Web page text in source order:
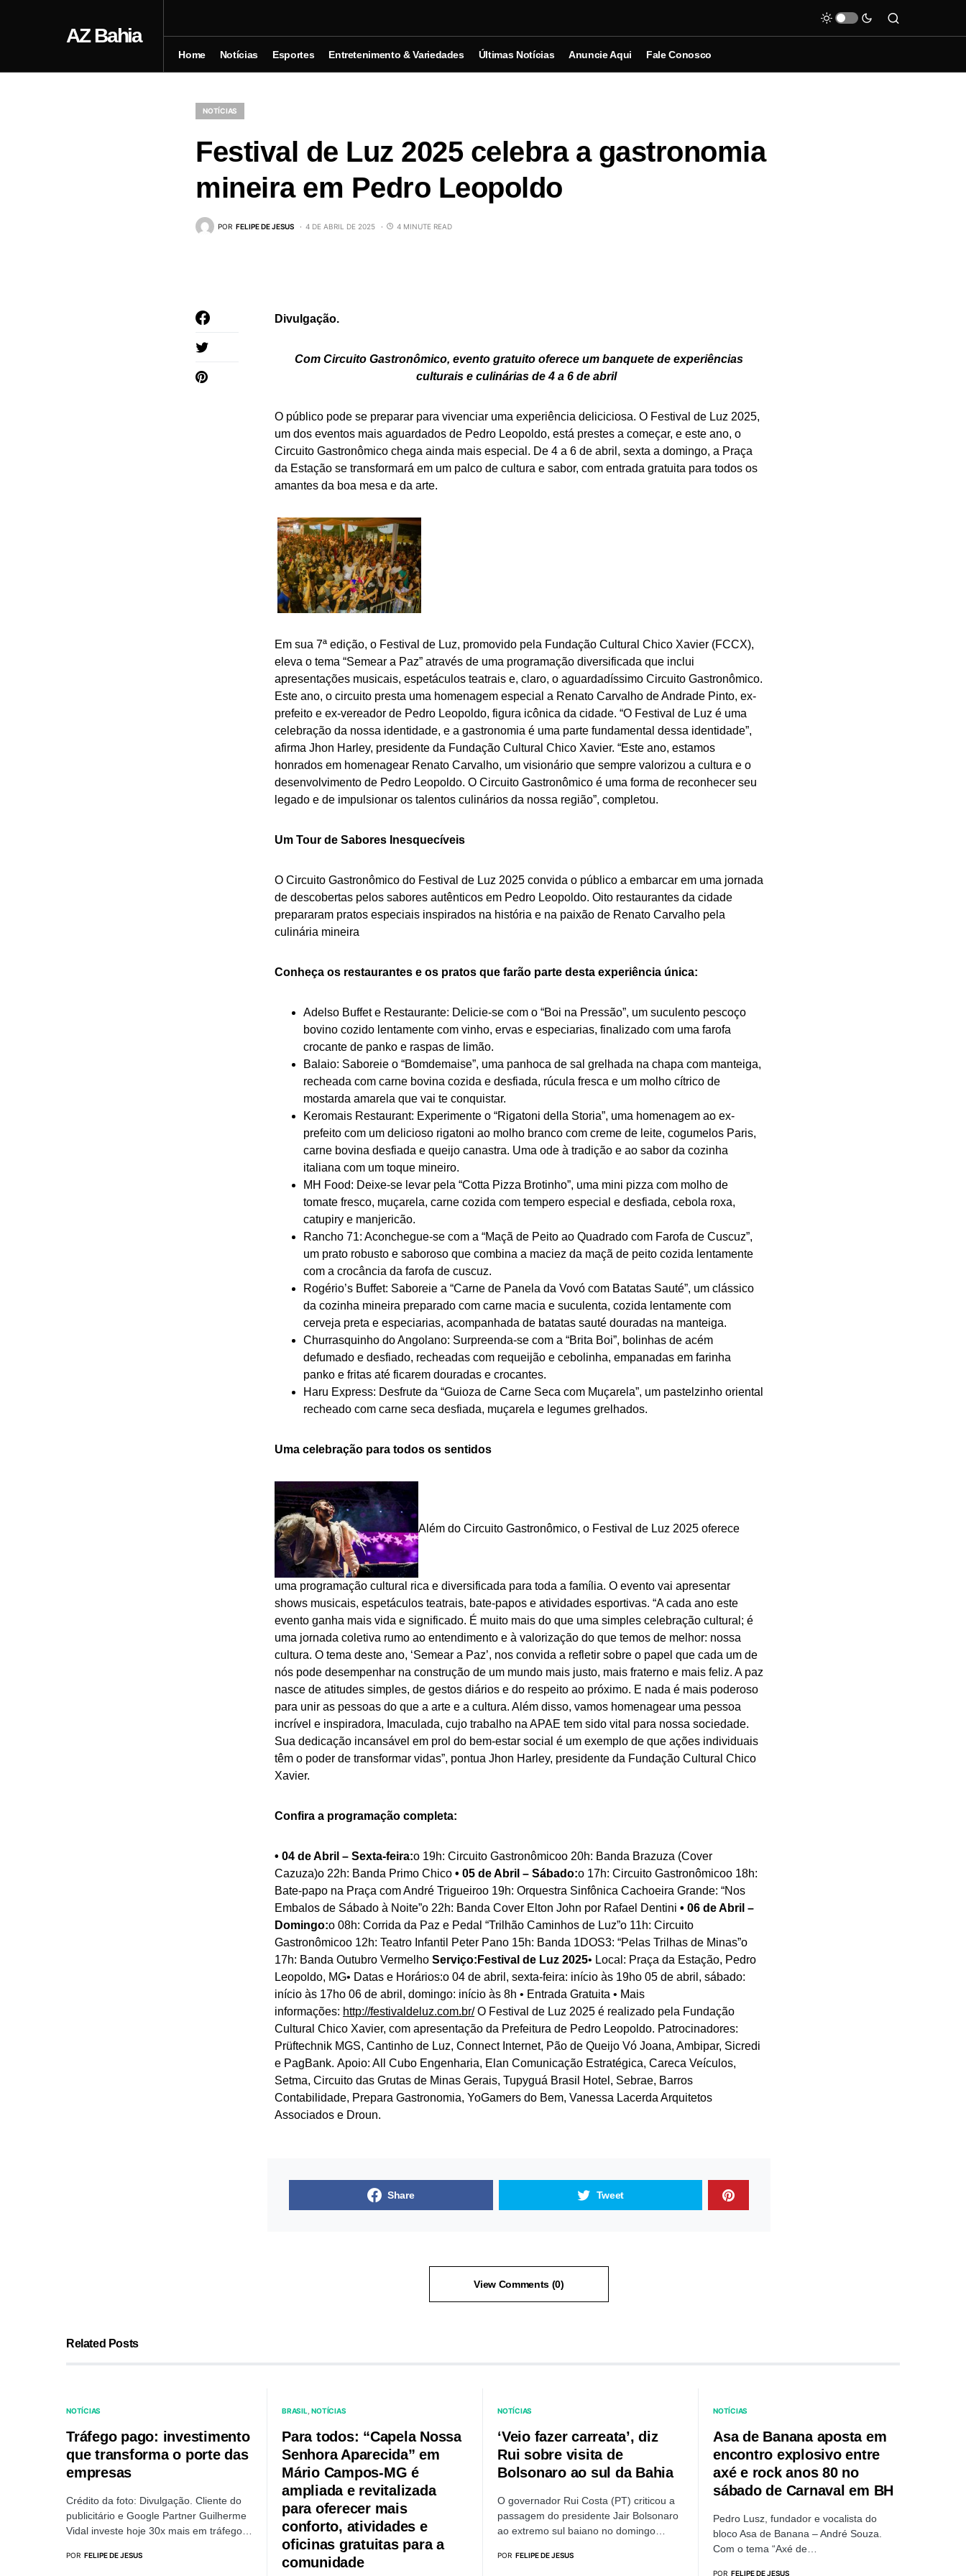
AZ Bahia
Home Notícias Esportes Entretenimento & Variedades Últimas Notícias Anuncie Aqui Fale Conosco
NOTÍCIAS
Festival de Luz 2025 celebra a gastronomia
mineira em Pedro Leopoldo
POR FELIPE DE JESUS 4 DE ABRIL DE 2025 4 MINUTE READ
Divulgação.
Com Circuito Gastronômico, evento gratuito oferece um banquete de experiências
culturais e culinárias de 4 a 6 de abril
O público pode se preparar para vivenciar uma experiência deliciciosa. O Festival de Luz 2025,
um dos eventos mais aguardados de Pedro Leopoldo, está prestes a começar, e este ano, o
Circuito Gastronômico chega ainda mais especial. De 4 a 6 de abril, sexta a domingo, a Praça
da Estação se transformará em um palco de cultura e sabor, com entrada gratuita para todos os
amantes da boa mesa e da arte.
Em sua 7ª edição, o Festival de Luz, promovido pela Fundação Cultural Chico Xavier (FCCX),
eleva o tema “Semear a Paz” através de uma programação diversificada que inclui
apresentações musicais, espetáculos teatrais e, claro, o aguardadíssimo Circuito Gastronômico.
Este ano, o circuito presta uma homenagem especial a Renato Carvalho de Andrade Pinto, ex-
prefeito e ex-vereador de Pedro Leopoldo, figura icônica da cidade. “O Festival de Luz é uma
celebração da nossa identidade, e a gastronomia é uma parte fundamental dessa identidade”,
afirma Jhon Harley, presidente da Fundação Cultural Chico Xavier. “Este ano, estamos
honrados em homenagear Renato Carvalho, um visionário que sempre valorizou a cultura e o
desenvolvimento de Pedro Leopoldo. O Circuito Gastronômico é uma forma de reconhecer seu
legado e de impulsionar os talentos culinários da nossa região”, completou.
Um Tour de Sabores Inesquecíveis
O Circuito Gastronômico do Festival de Luz 2025 convida o público a embarcar em uma jornada
de descobertas pelos sabores autênticos em Pedro Leopoldo. Oito restaurantes da cidade
prepararam pratos especiais inspirados na história e na paixão de Renato Carvalho pela
culinária mineira
Conheça os restaurantes e os pratos que farão parte desta experiência única:
Adelso Buffet e Restaurante: Delicie-se com o “Boi na Pressão”, um suculento pescoço
bovino cozido lentamente com vinho, ervas e especiarias, finalizado com uma farofa
crocante de panko e raspas de limão.
Balaio: Saboreie o “Bomdemaise”, uma panhoca de sal grelhada na chapa com manteiga,
recheada com carne bovina cozida e desfiada, rúcula fresca e um molho cítrico de
mostarda amarela que vai te conquistar.
Keromais Restaurant: Experimente o “Rigatoni della Storia”, uma homenagem ao ex-
prefeito com um delicioso rigatoni ao molho branco com creme de leite, cogumelos Paris,
carne bovina desfiada e queijo canastra. Uma ode à tradição e ao sabor da cozinha
italiana com um toque mineiro.
MH Food: Deixe-se levar pela “Cotta Pizza Brotinho”, uma mini pizza com molho de
tomate fresco, muçarela, carne cozida com tempero especial e desfiada, cebola roxa,
catupiry e manjericão.
Rancho 71: Aconchegue-se com a “Maçã de Peito ao Quadrado com Farofa de Cuscuz”,
um prato robusto e saboroso que combina a maciez da maçã de peito cozida lentamente
com a crocância da farofa de cuscuz.
Rogério’s Buffet: Saboreie a “Carne de Panela da Vovó com Batatas Sauté”, um clássico
da cozinha mineira preparado com carne macia e suculenta, cozida lentamente com
cerveja preta e especiarias, acompanhada de batatas sauté douradas na manteiga.
Churrasquinho do Angolano: Surpreenda-se com a “Brita Boi”, bolinhas de acém
defumado e desfiado, recheadas com requeijão e cebolinha, empanadas em farinha
panko e fritas até ficarem douradas e crocantes.
Haru Express: Desfrute da “Guioza de Carne Seca com Muçarela”, um pastelzinho oriental
recheado com carne seca desfiada, muçarela e legumes grelhados.
Uma celebração para todos os sentidos
Além do Circuito Gastronômico, o Festival de Luz 2025 oferece
uma programação cultural rica e diversificada para toda a família. O evento vai apresentar
shows musicais, espetáculos teatrais, bate-papos e atividades esportivas. “A cada ano este
evento ganha mais vida e significado. É muito mais do que uma simples celebração cultural; é
uma jornada coletiva rumo ao entendimento e à valorização do que temos de melhor: nossa
cultura. O tema deste ano, ‘Semear a Paz’, nos convida a refletir sobre o papel que cada um de
nós pode desempenhar na construção de um mundo mais justo, mais fraterno e mais feliz. A paz
nasce de atitudes simples, de gestos diários e do respeito ao próximo. E nada é mais poderoso
para unir as pessoas do que a arte e a cultura. Além disso, vamos homenagear uma pessoa
incrível e inspiradora, Imaculada, cujo trabalho na APAE tem sido vital para nossa sociedade.
Sua dedicação incansável em prol do bem-estar social é um exemplo de que ações individuais
têm o poder de transformar vidas”, pontua Jhon Harley, presidente da Fundação Cultural Chico
Xavier.
Confira a programação completa:
• 04 de Abril – Sexta-feira:o 19h: Circuito Gastronômicoo 20h: Banda Brazuza (Cover
Cazuza)o 22h: Banda Primo Chico • 05 de Abril – Sábado:o 17h: Circuito Gastronômicoo 18h:
Bate-papo na Praça com André Trigueiroo 19h: Orquestra Sinfônica Cachoeira Grande: “Nos
Embalos de Sábado à Noite”o 22h: Banda Cover Elton John por Rafael Dentini • 06 de Abril –
Domingo:o 08h: Corrida da Paz e Pedal “Trilhão Caminhos de Luz”o 11h: Circuito
Gastronômicoo 12h: Teatro Infantil Peter Pano 15h: Banda 1DOS3: “Pelas Trilhas de Minas”o
17h: Banda Outubro Vermelho Serviço:Festival de Luz 2025• Local: Praça da Estação, Pedro
Leopoldo, MG• Datas e Horários:o 04 de abril, sexta-feira: início às 19ho 05 de abril, sábado:
início às 17ho 06 de abril, domingo: início às 8h • Entrada Gratuita • Mais
informações: http://festivaldeluz.com.br/O Festival de Luz 2025 é realizado pela Fundação
Cultural Chico Xavier, com apresentação da Prefeitura de Pedro Leopoldo. Patrocinadores:
Prüftechnik MGS, Cantinho de Luz, Connect Internet, Pão de Queijo Vó Joana, Ambipar, Sicredi
e PagBank. Apoio: All Cubo Engenharia, Elan Comunicação Estratégica, Careca Veículos,
Setma, Circuito das Grutas de Minas Gerais, Tupyguá Brasil Hotel, Sebrae, Barros
Contabilidade, Prepara Gastronomia, YoGamers do Bem, Vanessa Lacerda Arquitetos
Associados e Droun.
Share Tweet
View Comments (0)
Related Posts
NOTÍCIAS
Tráfego pago: investimento
que transforma o porte das
empresas
Crédito da foto: Divulgação. Cliente do
publicitário e Google Partner Guilherme
Vidal investe hoje 30x mais em tráfego…
POR FELIPE DE JESUS
BRASIL NOTÍCIAS
Para todos: “Capela Nossa
Senhora Aparecida” em
Mário Campos-MG é
ampliada e revitalizada
para oferecer mais
conforto, atividades e
oficinas gratuitas para a
comunidade
NOTÍCIAS
‘Veio fazer carreata’, diz
Rui sobre visita de
Bolsonaro ao sul da Bahia
O governador Rui Costa (PT) criticou a
passagem do presidente Jair Bolsonaro
ao extremo sul baiano no domingo…
POR FELIPE DE JESUS
NOTÍCIAS
Asa de Banana aposta em
encontro explosivo entre
axé e rock anos 80 no
sábado de Carnaval em BH
Pedro Lusz, fundador e vocalista do
bloco Asa de Banana – André Souza.
Com o tema “Axé de…
POR FELIPE DE JESUS